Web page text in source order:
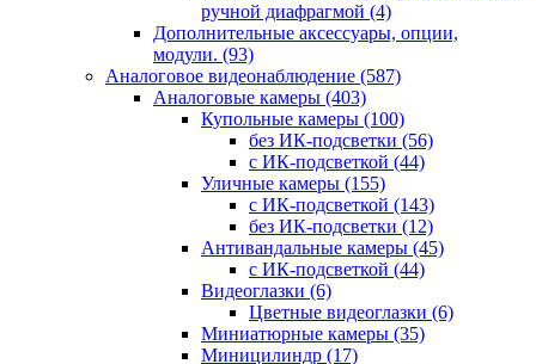
ручной диафрагмой (4)
Дополнительные аксессуары, опции,
модули. (93)
Аналоговое видеонаблюдение (587)
Аналоговые камеры (403)
Купольные камеры (100)
без ИК-подсветки (56)
с ИК-подсветкой (44)
Уличные камеры (155)
с ИК-подсветкой (143)
без ИК-подсветки (12)
Антивандальные камеры (45)
с ИК-подсветкой (44)
Видеоглазки (6)
Цветные видеоглазки (6)
Миниатюрные камеры (35)
Миницилиндр (17)